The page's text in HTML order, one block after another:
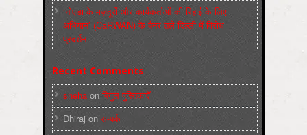
‘नोएडा के मज़दूरों और कार्यकर्ताओं की रिहाई के लिए
अभियान’ (CaRWAN) के बैनर तले दिल्ली में विरोध
प्रदर्शन
Recent Comments
sneha on बिगुल पुस्तिकाएँ
Dhiraj on सम्पर्क